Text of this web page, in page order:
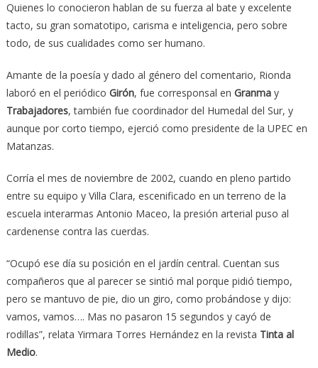
Quienes lo conocieron hablan de su fuerza al bate y excelente
tacto, su gran somatotipo, carisma e inteligencia, pero sobre
todo, de sus cualidades como ser humano.
Amante de la poesía y dado al género del comentario, Rionda
laboró en el periódico Girón, fue corresponsal en Granmay
Trabajadores, también fue coordinador del Humedal del Sur, y
aunque por corto tiempo, ejerció como presidente de la UPEC en
Matanzas.
Corría el mes de noviembre de 2002, cuando en pleno partido
entre su equipo y Villa Clara, escenificado en un terreno de la
escuela interarmas Antonio Maceo, la presión arterial puso al
cardenense contra las cuerdas.
“Ocupó ese día su posición en el jardín central. Cuentan sus
compañeros que al parecer se sintió mal porque pidió tiempo,
pero se mantuvo de pie, dio un giro, como probándose y dijo:
vamos, vamos…. Mas no pasaron 15 segundos y cayó de
rodillas”, relata Yirmara Torres Hernández en la revista Tinta al
Medio.